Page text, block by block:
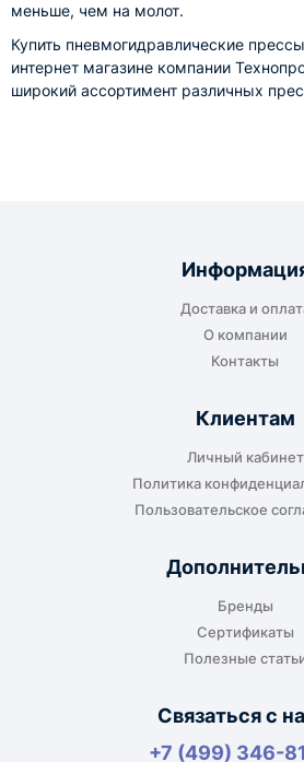
меньше, чем на молот.
Купить пневмогидравлические
интернет магазине компании
широкий ассортимент различных
Доставка и
О компании
Контакты
Клиентам
Личный кабинет
Политика
Пользовательское
Бренды
Сертификаты
Полезные
Связаться с
+7 (499) 346-